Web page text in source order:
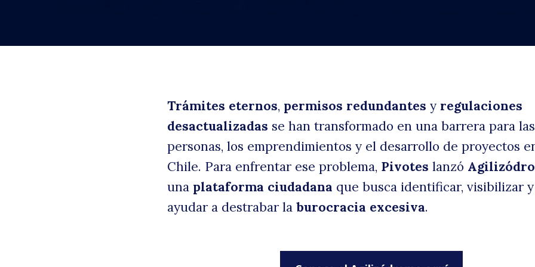
Buscar
Trámites eternos, permisos redundantes y regulaciones
desactualizadas se han transformado en una barrera para las
personas, los emprendimientos y el desarrollo de proyectos
Chile. Para enfrentar ese problema, Pivotes lanzó
una plataforma ciudadana que busca identificar, visibilizar y
ayudar a destrabar la burocracia excesiva.